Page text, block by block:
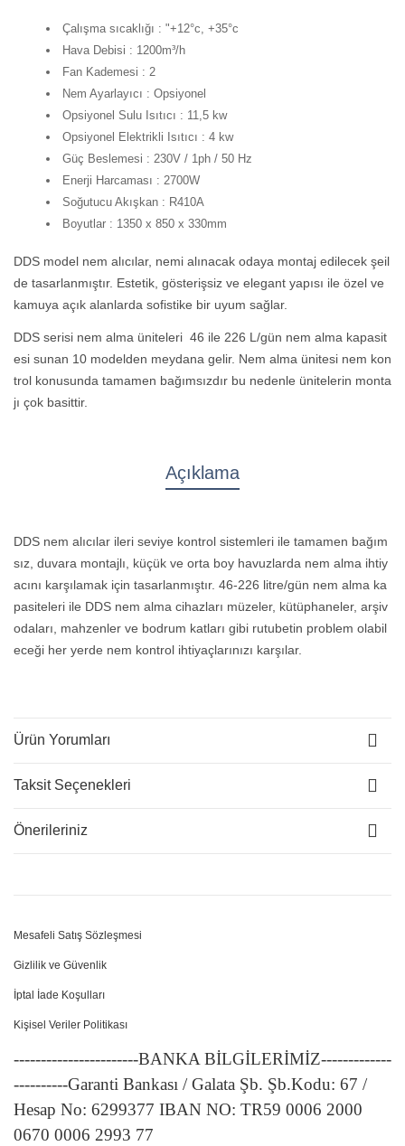
Çalışma sıcaklığı : "+12°c, +35°c
Hava Debisi : 1200m³/h
Fan Kademesi : 2
Nem Ayarlayıcı : Opsiyonel
Opsiyonel Sulu Isıtıcı : 11,5 kw
Opsiyonel Elektrikli Isıtıcı : 4 kw
Güç Beslemesi : 230V / 1ph / 50 Hz
Enerji Harcaması : 2700W
Soğutucu Akışkan : R410A
Boyutlar : 1350 x 850 x 330mm
DDS model nem alıcılar, nemi alınacak odaya montaj edilecek şeil
de tasarlanmıştır. Estetik, gösterişsiz ve elegant yapısı ile özel ve
kamuya açık alanlarda sofistike bir uyum sağlar.
DDS serisi nem alma üniteleri 46 ile 226 L/gün nem alma kapasit
esi sunan 10 modelden meydana gelir. Nem alma ünitesi nem kon
trol konusunda tamamen bağımsızdır bu nedenle ünitelerin monta
jı çok basittir.
Açıklama
DDS nem alıcılar ileri seviye kontrol sistemleri ile tamamen bağım
sız, duvara montajlı, küçük ve orta boy havuzlarda nem alma ihtiy
acını karşılamak için tasarlanmıştır. 46-226 litre/gün nem alma ka
pasiteleri ile DDS nem alma cihazları müzeler, kütüphaneler, arşiv
odaları, mahzenler ve bodrum katları gibi rutubetin problem olabil
eceği her yerde nem kontrol ihtiyaçlarınızı karşılar.
Ürün Yorumları
Taksit Seçenekleri
Önerileriniz
Mesafeli Satış Sözleşmesi
Gizlilik ve Güvenlik
İptal İade Koşulları
Kişisel Veriler Politikası
-----------------------BANKA BİLGİLERİMİZ-------------
----------Garanti Bankası / Galata Şb. Şb.Kodu: 67 /
Hesap No: 6299377 IBAN NO: TR59 0006 2000
0670 0006 2993 77